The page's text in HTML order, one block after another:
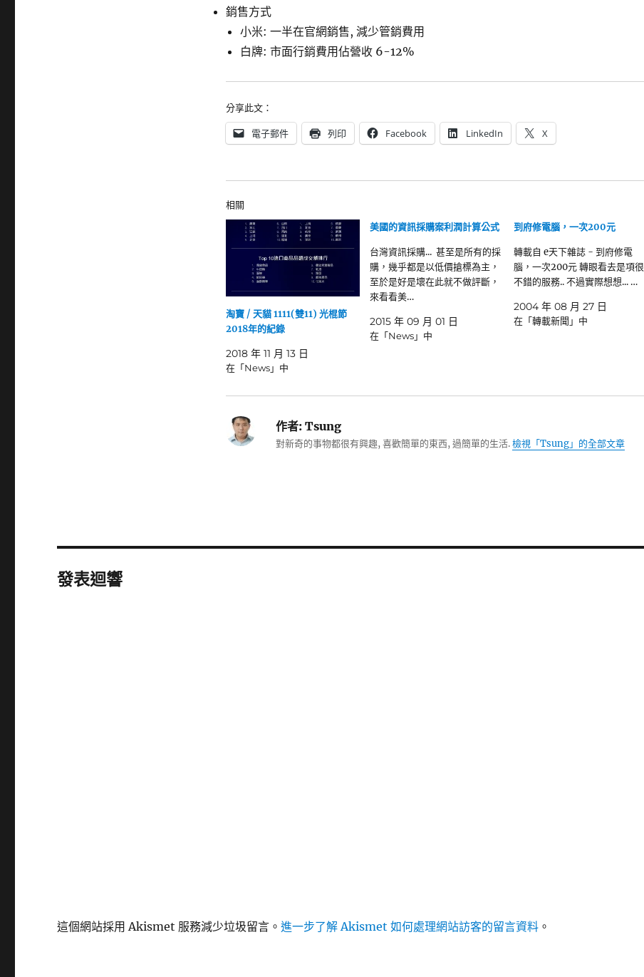
銷售方式
小米: 一半在官網銷售, 減少管銷費用
白牌: 市面行銷費用佔營收 6-12%
分享此文：
電子郵件 列印 Facebook LinkedIn X
相關
淘寶 / 天貓 1111(雙11) 光棍節
2018年的紀錄
2018 年 11 月 13 日
在「News」中
美國的資訊採購案利潤計算公式
台灣資訊採購... 甚至是所有的採
購，幾乎都是以低價搶標為主，
至於是好是壞在此就不做評斷，
來看看美…
2015 年 09 月 01 日
在「News」中
到府修電腦，一次200元
轉載自 e天下雜誌 - 到府修電
腦，一次200元 轉眼看去是項很
不錯的服務.. 不過實際想想... …
2004 年 08 月 27 日
在「轉載新聞」中
作者:Tsung
對新奇的事物都很有興趣, 喜歡簡單的東西, 過簡單的生活.檢視「Tsung」的全部文章
發表迴響
這個網站採用 Akismet 服務減少垃圾留言。進一步了解 Akismet 如何處理網站訪客的留言資料 。